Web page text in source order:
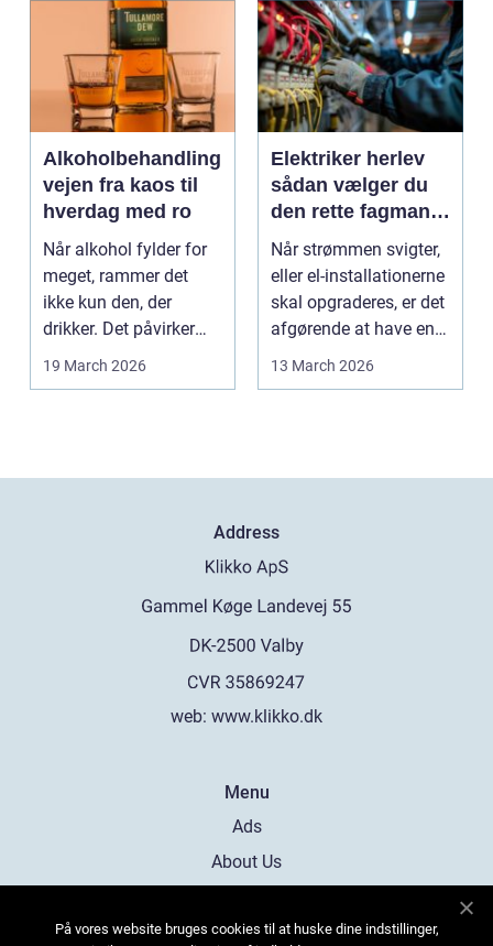
Alkoholbehandling
vejen fra kaos til
hverdag med ro
Når alkohol fylder for
meget, rammer det
ikke kun den, der
drikker. Det påvirker
også familie, arbej...
19 March 2026
Elektriker herlev
sådan vælger du
den rette fagmand
til dine el-opgaver
Når strømmen svigter,
eller el-installationerne
skal opgraderes, er det
afgørende at have en
pålidel...
13 March 2026
Address
web: www.klikko.dk
Menu
Ads
About Us
Contact
På vores website bruges cookies til at huske dine indstillinger,